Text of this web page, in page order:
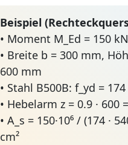
Beispiel
• Moment M_Ed = 150
• Breite b = 300 mm,
600 mm
• Stahl B500B: f_yd =
• Hebelarm z = 0.9 · 600
• A_s = 150·10⁶ / (174 ·
cm²